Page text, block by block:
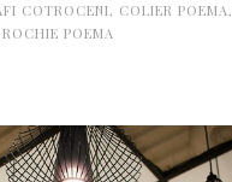
COTROCENI, COLIER POEMA,
ROCHIE POEMA